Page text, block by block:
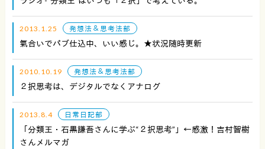
2013.1.25 発想法＆思考法部
氣合いでパブ仕込中、いい感じ。★状況随時更新
2010.10.19 発想法＆思考法部
２択思考は、デジタルでなくアナログ
2013.8.4 日常日記部
「分類王・石黒謙吾さんに学ぶ“２択思考”」←感激！吉村智樹
さんメルマガ